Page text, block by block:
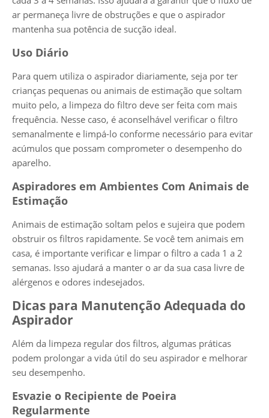
ar permaneça livre de obstruções e que o aspirador
mantenha sua potência de sucção ideal.
Uso Diário
Para quem utiliza o aspirador diariamente, seja por ter
crianças pequenas ou animais de estimação que soltam
muito pelo, a limpeza do filtro deve ser feita com mais
frequência. Nesse caso, é aconselhável verificar o filtro
semanalmente e limpá-lo conforme necessário para evitar
acúmulos que possam comprometer o desempenho do
aparelho.
Aspiradores em Ambientes Com Animais de
Estimação
Animais de estimação soltam pelos e sujeira que podem
obstruir os filtros rapidamente. Se você tem animais em
casa, é importante verificar e limpar o filtro a cada 1 a 2
semanas. Isso ajudará a manter o ar da sua casa livre de
alérgenos e odores indesejados.
Dicas para Manutenção Adequada do
Aspirador
Além da limpeza regular dos filtros, algumas práticas
podem prolongar a vida útil do seu aspirador e melhorar
seu desempenho.
Esvazie o Recipiente de Poeira
Regularmente